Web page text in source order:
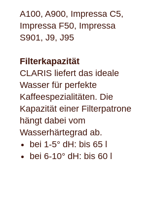
A100, A900, Impressa C5,
Impressa F50, Impressa
S901, J9, J95
Filterkapazität
CLARIS liefert das ideale
Wasser für perfekte
Kaffeespezialitäten. Die
Kapazität einer Filterpatrone
hängt dabei vom
Wasserhärtegrad ab.
bei 1-5° dH: bis 65 l
bei 6-10° dH: bis 60 l